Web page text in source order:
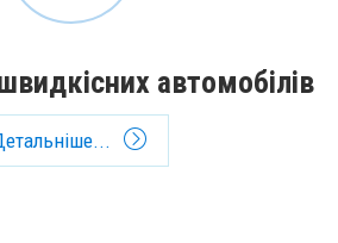
автомобілів